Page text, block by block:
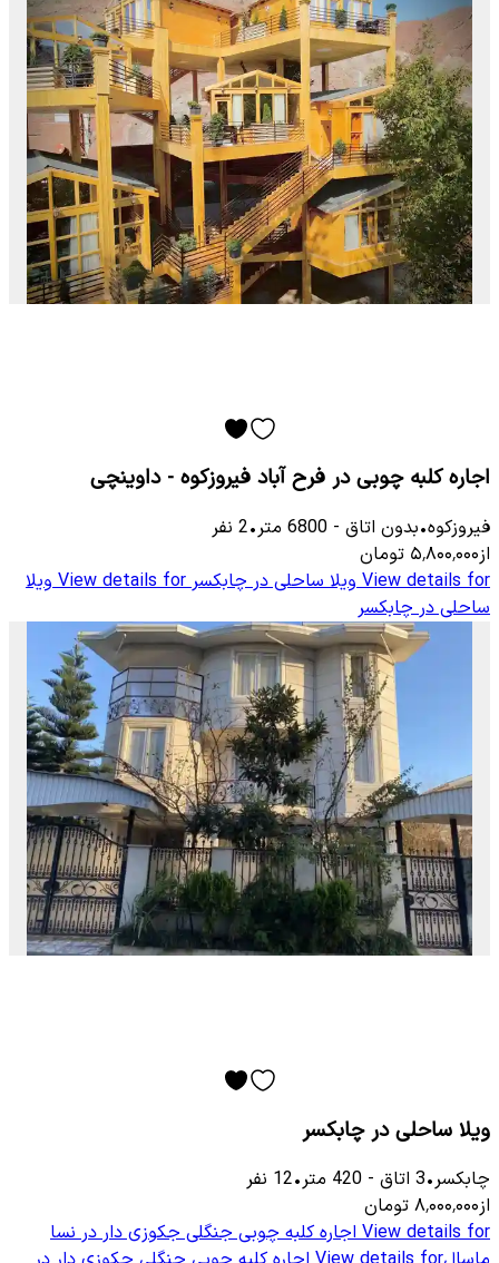
اجاره کلبه چوبی در فرح آباد فیروزکوه - داوینچی
فیروزکوه•بدون اتاق -
6800 متر•
2 نفر
از۵٬۸۰۰٬۰۰۰ تومان
View details for ویلا ساحلی در چابکسرView details for ویلا
ساحلی در چابکسر
ویلا ساحلی در چابکسر
چابكسر•
3 اتاق -
420 متر•
12 نفر
از۸٬۰۰۰٬۰۰۰ تومان
View details for اجاره کلبه چوبی جنگلی جکوزی دار در نسا